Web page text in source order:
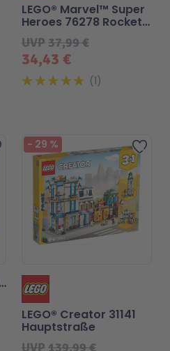
34,43 €
UVP37,99 €
LEGO® Marvel™ Super
Heroes 76278 Rockets
Raumschiff vs. Ronan
1
Zur Wunschliste
- 29 %
UVP139,99 €
LEGO® Creator 31141
Hauptstraße